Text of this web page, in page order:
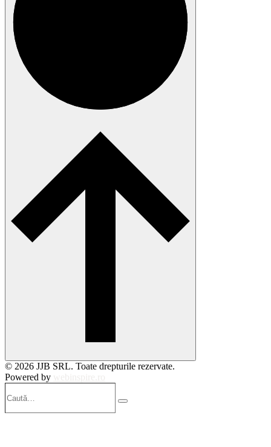
© 2026 JJB SRL. Toate drepturile rezervate.
Powered by
Search